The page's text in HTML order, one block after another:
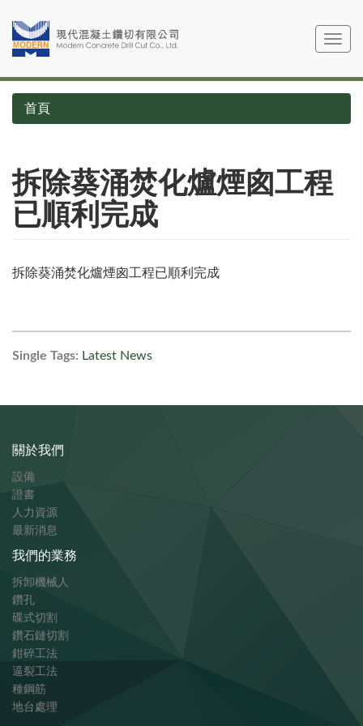
主
容
Toggle
首頁
拆除葵涌焚化爐煙囪工程
已順利完成
拆除葵涌焚化爐煙囪工程已順利完成
Single Tags: Latest News
關於我們
設備
證書
人力資源
最新消息
我們的業務
拆卸機械人
鑽孔
碟式切割
鑽石鏈切割
鉗碎工法
逼裂工法
種鋼筋
地台處理​